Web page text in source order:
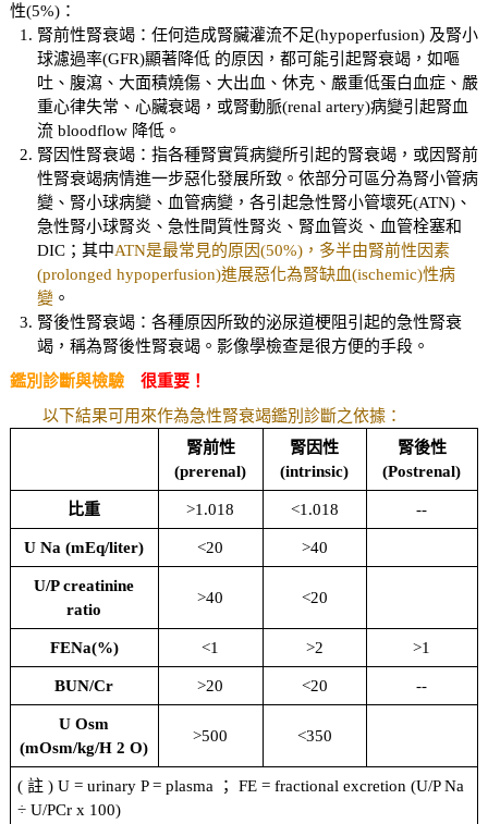
性(5%)：
腎前性腎衰竭：任何造成腎臟灌流不足(hypoperfusion) 及腎小
球濾過率(GFR)顯著降低 的原因，都可能引起腎衰竭，如嘔
吐、腹瀉、大面積燒傷、大出血、休克、嚴重低蛋白血症、嚴
重心律失常、心臟衰竭，或腎動脈(renal artery)病變引起腎血
流 bloodflow 降低。
腎因性腎衰竭：指各種腎實質病變所引起的腎衰竭，或因腎前
性腎衰竭病情進一步惡化發展所致。依部分可區分為腎小管病
變、腎小球病變、血管病變，各引起急性腎小管壞死(ATN)、
急性腎小球腎炎、急性間質性腎炎、腎血管炎、血管栓塞和
DIC；其中ATN是最常見的原因(50%)，多半由腎前性因素
(prolonged hypoperfusion)進展惡化為腎缺血(ischemic)性病
變。
腎後性腎衰竭：各種原因所致的泌尿道梗阻引起的急性腎衰
竭，稱為腎後性腎衰竭。影像學檢查是很方便的手段。
鑑別診斷與檢驗 很重要！
以下結果可用來作為急性腎衰竭鑑別診斷之依據：
腎前性
(prerenal)
腎因性
(intrinsic)
腎後性
(Postrenal)
比重 >1.018 <1.018 --
U Na (mEq/liter) <20 >40
U/P creatinine
ratio
>40 <20
FENa(%) <1 >2 >1
BUN/Cr >20 <20 --
U Osm
(mOsm/kg/H 2 O)
>500 <350
( 註 ) U = urinary P = plasma ； FE = fractional excretion (U/P Na
÷ U/PCr x 100)